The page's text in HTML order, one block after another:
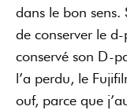
dans le bon
de conserver le
conservé son D-
l’a perdu, le
ouf, parce que